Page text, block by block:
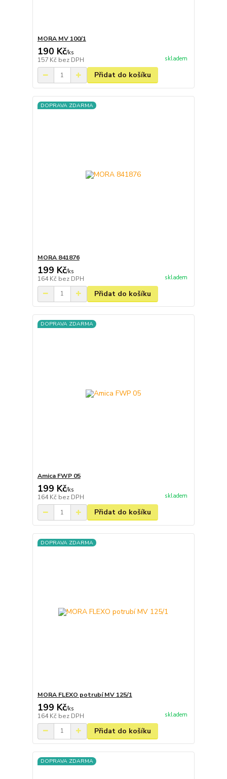
MORA MV 100/1
190 Kč/ks
157 Kč bez DPH skladem
Přidat do košíku
DOPRAVA ZDARMA
MORA 841876
199 Kč/ks
164 Kč bez DPH skladem
Přidat do košíku
DOPRAVA ZDARMA
Amica FWP 05
199 Kč/ks
164 Kč bez DPH skladem
Přidat do košíku
DOPRAVA ZDARMA
MORA FLEXO potrubí MV 125/1
199 Kč/ks
164 Kč bez DPH skladem
Přidat do košíku
DOPRAVA ZDARMA